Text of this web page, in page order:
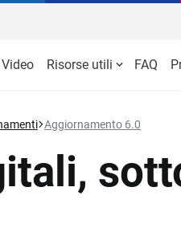
away
Dark Kitchen, Ghost Kitchen
Catene di ristorazione
Food truck
per la cucina
Video Risorse utili FAQ
Aggiornamento 6.0